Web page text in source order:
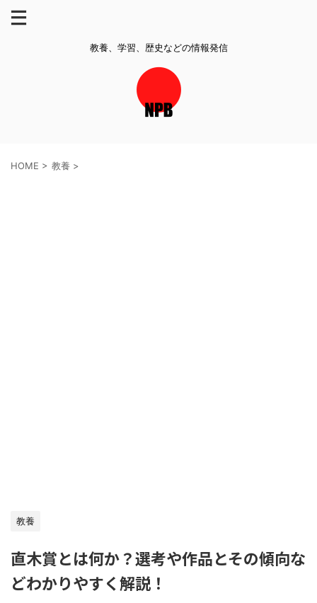
教養、学習、歴史などの情報発信
HOME > 教養 >
教養
直木賞とは何か？選考や作品とその傾向な
どわかりやすく解説！